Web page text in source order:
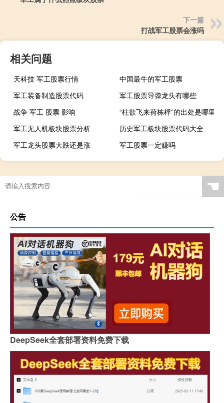
下一篇
打战军工股票会涨吗
相关问题
天科技 军工股票行情
中国最牛的军工股票
军工装备制造股票代码
军工股票导弹龙头有哪些
战争 军工 股票 影响
“柱欲飞来荷栋桴”的出处是哪里
军工无人机板块股票分析
历史军工板块股票代码大全
军工龙头股票大跌还是涨
军工股票一定赚吗
☚
公告
DeepSeek全套部署资料免费下载